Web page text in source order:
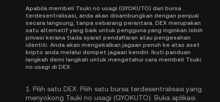
Apabila membeli Tsuki no usagi (GYOKUTO) dari bursa
terdesentralisasi, anda akan disambungkan dengan penjual
secara langsung, tanpa sebarang perantara. DEX merupakan
satu alternatif yang baik untuk pengguna yang inginkan lebih
privasi kerana tiada syarat pendaftaran atau pengesahan
identiti. Anda akan mengekalkan jagaan penuh ke atas aset
kripto anda melalui dompet jagaan kendiri. Ikuti panduan
langkah demi langkah untuk mengetahui cara membeli Tsuki
no usagi di DEX.
1. Pilih satu DEX: Pilih satu bursa terdesentralisasi yang
menyokong Tsuki no usagi (GYOKUTO). Buka aplikasi